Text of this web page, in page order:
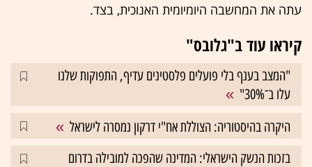
עתה את המחשבה היומיומית האנוכית, בצד.
קיראו עוד ב"גלובס"
"המצב בענף בלי פועלים פלסטינים עדיף, התפוקות שלנו
עלו ב־30%"
היקרה בהיסטוריה: הצוללת אח"י דרקון נמסרה לישראל
בזכות הנשק הישראלי: המדינה שהפכה למובילה בדרום